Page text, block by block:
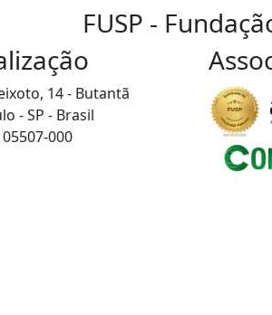
FUSP -
14 - Butantã
- SP - Brasil
05507-000